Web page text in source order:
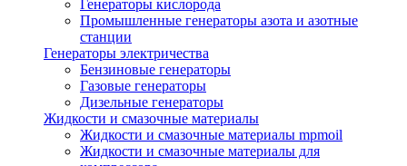
Генераторы кислорода
Промышленные генераторы азота и азотные
станции
Генераторы электричества
Бензиновые генераторы
Газовые генераторы
Дизельные генераторы
Жидкости и смазочные материалы
Жидкости и смазочные материалы mpmoil
Жидкости и смазочные материалы для